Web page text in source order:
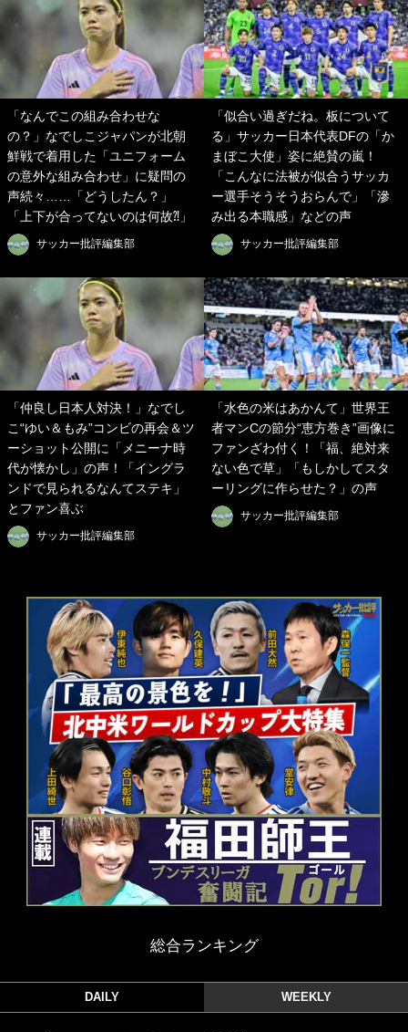
「なんでこの組み合わせな
の？」なでしこジャパンが北朝
鮮戦で着用した「ユニフォーム
の意外な組み合わせ」に疑問の
声続々……「どうしたん？」
「上下が合ってないのは何故⁈」
サッカー批評編集部
「似合い過ぎだね。板について
る」サッカー日本代表DFの「か
まぼこ大使」姿に絶賛の嵐！
「こんなに法被が似合うサッカ
ー選手そうそうおらんで」「滲
み出る本職感」などの声
サッカー批評編集部
「仲良し日本人対決！」なでし
こ“ゆい＆もみ”コンビの再会＆ツ
ーショット公開に「メニーナ時
代が懐かし」の声！「イングラ
ンドで見られるなんてステキ」
とファン喜ぶ
サッカー批評編集部
「水色の米はあかんて」世界王
者マンCの節分“恵方巻き”画像に
ファンざわ付く！「福、絶対来
ない色で草」「もしかしてスタ
ーリングに作らせた？」の声
サッカー批評編集部
総合ランキング
DAILY WEEKLY